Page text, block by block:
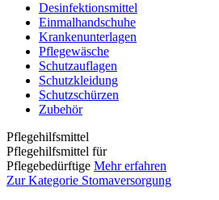
Desinfektionsmittel
Einmalhandschuhe
Krankenunterlagen
Pflegewäsche
Schutzauflagen
Schutzkleidung
Schutzschürzen
Zubehör
Pflegehilfsmittel
Pflegehilfsmittel für
Pflegebedürftige Mehr erfahren
Zur Kategorie Stomaversorgung